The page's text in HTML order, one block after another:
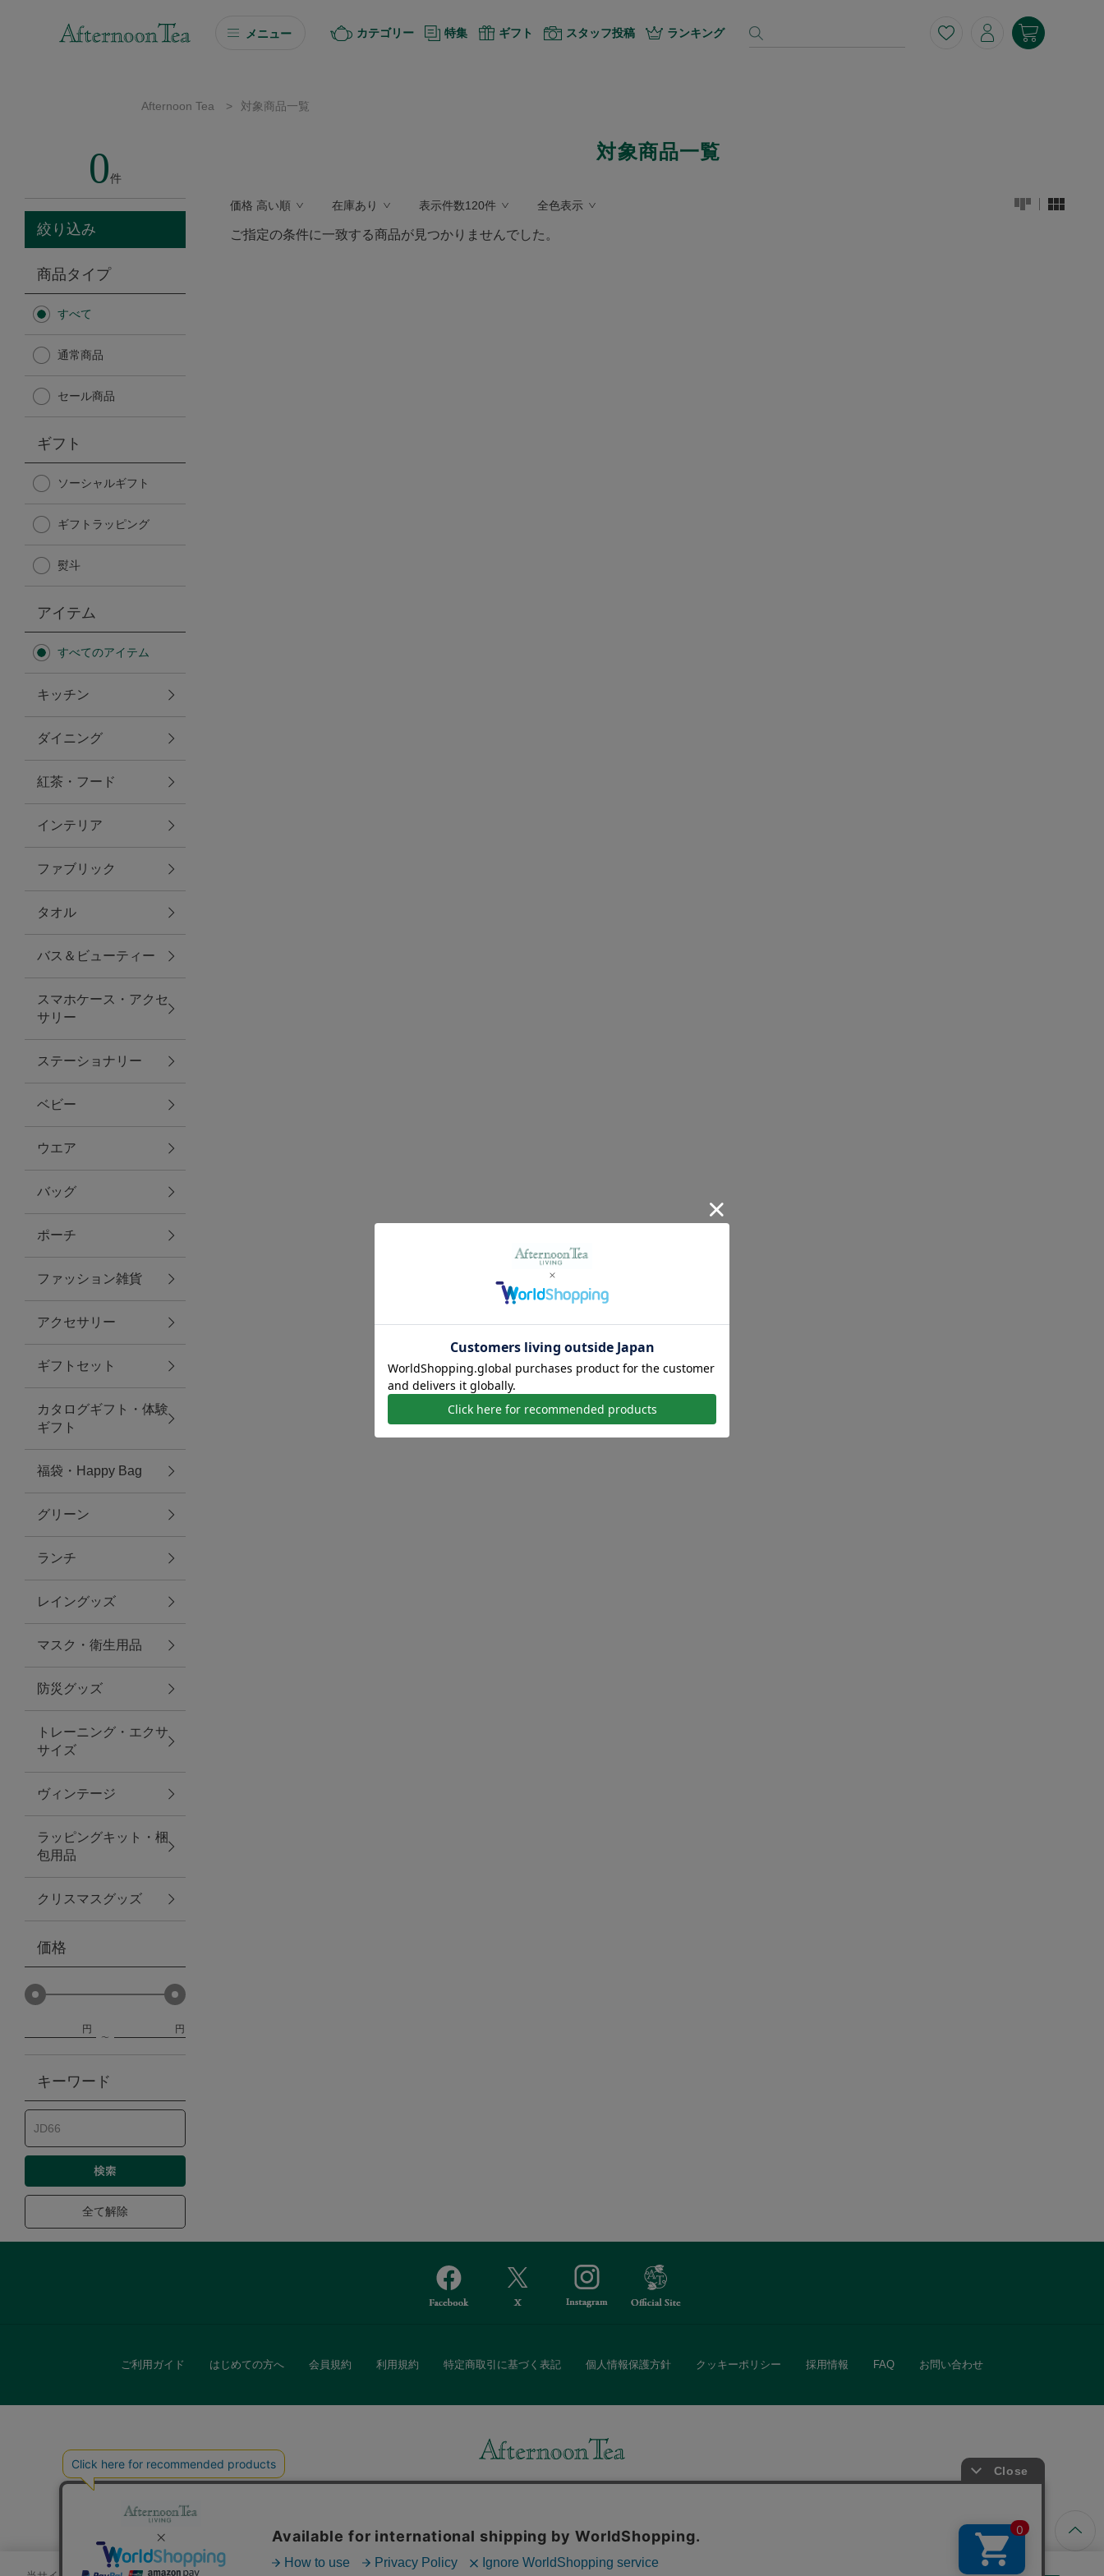
メニュー
ソーシャルギフト
カタログギフト
Afternoon Tea TEAROOM
Afternoon Tea TEAROOM
日傘
保冷バッグ
無重力シリーズ
トラベルグッズ
ランチ
バッグ
キッチン・ダイニング
ダイニング
キッチン
ファブリック
グリーン
バス＆ビューティー
バス＆ビューティー
タオル
ウエア＆バッグ
ウエア
レイングッズ
アクセサリー
ファッション雑貨
ファッショングッズ
スマホケース・アクセサリー
ポーチ
ステーショナリー
その他
紅茶・フード
防災グッズ・非常食
トレーニング
ヴィンテージ
カテゴリー 特集 ギフト スタッフ投稿 ランキング
Afternoon Tea > 対象商品一覧
0件
絞り込み
商品タイプ
すべて
通常商品
セール商品
ギフト
ソーシャルギフト
ギフトラッピング
熨斗
アイテム
すべてのアイテム
キッチン
ダイニング
紅茶・フード
インテリア
ファブリック
タオル
バス＆ビューティー
スマホケース・アクセ
サリー
ステーショナリー
ベビー
ウエア
バッグ
ポーチ
ファッション雑貨
アクセサリー
ギフトセット
カタログギフト・体験
ギフト
福袋・Happy Bag
グリーン
ランチ
レイングッズ
マスク・衛生用品
防災グッズ
トレーニング・エクサ
サイズ
ヴィンテージ
ラッピングキット・梱
包用品
クリスマスグッズ
価格
円 円
キーワード
全て解除
対象商品一覧
価格 高い順 在庫あり 表示件数120件 全色表示
ご指定の条件に一致する商品が見つかりませんでした。
ご利用ガイド はじめての方へ 会員規約 利用規約 特定商取引に基づく表記 個人情報保護方針 クッキーポリシー 採用情報 FAQ お問い合わせ
また、ギフトセットなどギフトにぴったりの豊富な商品がラインナップ。
「ソーシャルギフト」サービスもご提供しています。